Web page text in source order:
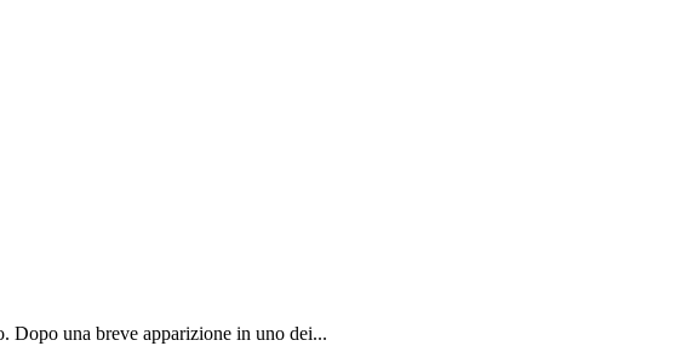
Dopo una breve apparizione in uno dei...